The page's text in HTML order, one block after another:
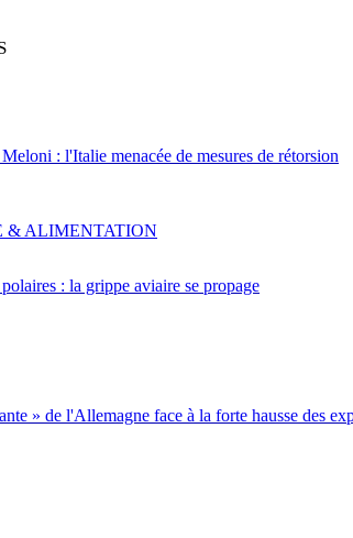
: l'Italie menacée de mesures de rétorsion
: la grippe aviaire se propage
& ALIMENTATION
» de l'Allemagne face à la forte hausse des